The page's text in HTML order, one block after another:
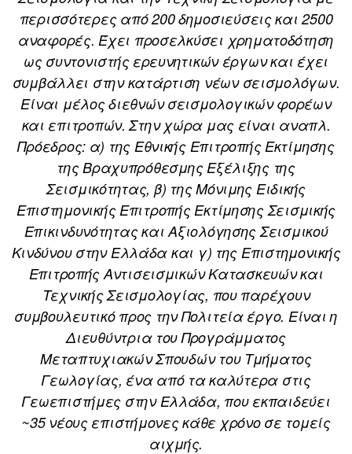
περισσότερες από 200 δημοσιεύσεις και 2500
αναφορές. Έχει προσελκύσει χρηματοδότηση
ως συντονιστής ερευνητικών έργων και έχει
συμβάλλει στην κατάρτιση νέων σεισμολόγων.
Είναι μέλος διεθνών σεισμολογικών φορέων
και επιτροπών. Στην χώρα μας είναι αναπλ.
Πρόεδρος: α) της Εθνικής Επιτροπής Εκτίμησης
της Βραχυπρόθεσμης Εξέλιξης της
Σεισμικότητας, β) της Μόνιμης Ειδικής
Επιστημονικής Επιτροπής Εκτίμησης Σεισμικής
Επικινδυνότητας και Αξιολόγησης Σεισμικού
Κινδύνου στην Ελλάδα και γ) της Επιστημονικής
Επιτροπής Αντισεισμικών Κατασκευών και
Τεχνικής Σεισμολογίας, που παρέχουν
συμβουλευτικό προς την Πολιτεία έργο. Είναι η
Διευθύντρια του Προγράμματος
Μεταπτυχιακών Σπουδών του Τμήματος
Γεωλογίας, ένα από τα καλύτερα στις
Γεωεπιστήμες στην Ελλάδα, που εκπαιδεύει
~35 νέους επιστήμονες κάθε χρόνο σε τομείς
αιχμής.